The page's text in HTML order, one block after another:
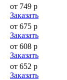
от 749 р
Заказать
от 675 р
Заказать
от 608 р
Заказать
от 652 р
Заказать